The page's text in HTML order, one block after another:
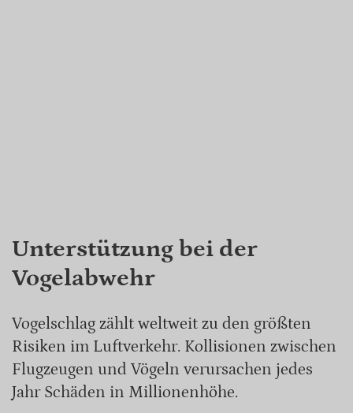
Unterstützung bei der
Vogelabwehr
Vogelschlag zählt weltweit zu den größten
Risiken im Luftverkehr. Kollisionen zwischen
Flugzeugen und Vögeln verursachen jedes
Jahr Schäden in Millionenhöhe.